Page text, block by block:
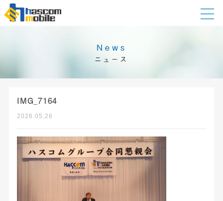
News
ニュース
IMG_7164
2026.05.26